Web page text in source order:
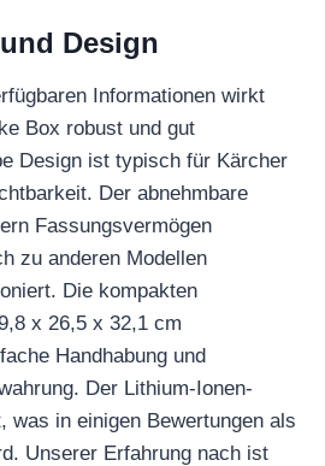
Design
Informationen wirkt
Box robust und gut
Design ist typisch für Kärcher
Der abnehmbare
Fassungsvermögen
zu anderen Modellen
Die kompakten
x 26,5 x 32,1 cm
Handhabung und
Der Lithium-Ionen-
was in einigen Bewertungen als
Unserer Erfahrung nach ist